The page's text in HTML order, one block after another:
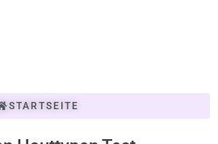
STARTSEITE